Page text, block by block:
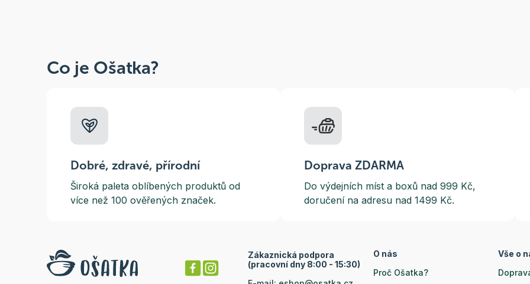
Co je Ošatka?
Dobré, zdravé, přírodní
Široká paleta oblíbených produktů od
více než 100 ověřených značek.
Doprava ZDARMA
Do výdejních míst a boxů nad 999 Kč,
doručení na adresu nad 1499 Kč.
Zákaznická podpora
(pracovní dny 8:00 - 15:30)
O nás
Proč Ošatka?
Vše o